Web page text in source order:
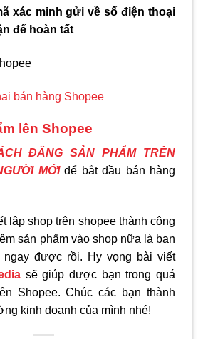
xác minh gửi về số điện thoại
để hoàn tất
lên Shopee
ĐĂNG SẢN PHẨM TRÊN
MỚI để bắt đầu bán hàng
lập shop trên shopee thành công
sản phẩm vào shop nữa là bạn
ngay được rồi. Hy vọng bài viết
sẽ giúp được bạn trong quá
Shopee. Chúc các bạn thành
kinh doanh của mình nhé!